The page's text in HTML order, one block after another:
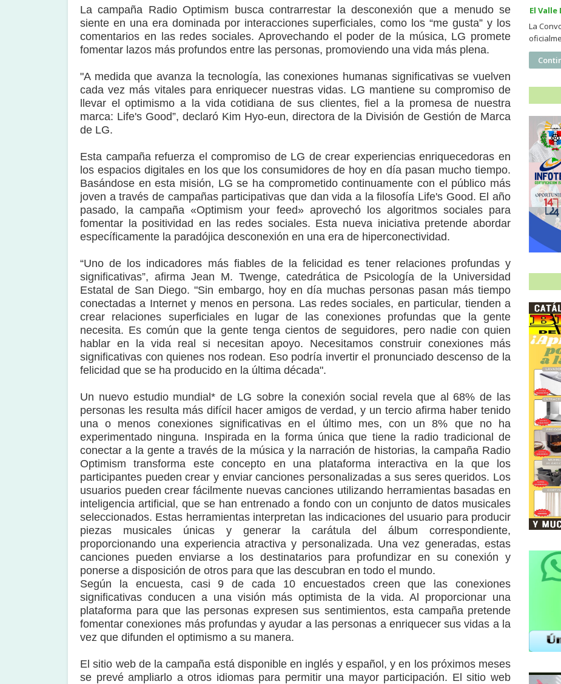
La campaña Radio Optimism busca contrarrestar la desconexión que a menudo se
siente en una era dominada por interacciones superficiales, como los “me gusta” y los
comentarios en las redes sociales. Aprovechando el poder de la música, LG promete
fomentar lazos más profundos entre las personas, promoviendo una vida más plena.
"A medida que avanza la tecnología, las conexiones humanas significativas se vuelven
cada vez más vitales para enriquecer nuestras vidas. LG mantiene su compromiso de
llevar el optimismo a la vida cotidiana de sus clientes, fiel a la promesa de nuestra
marca: Life's Good”, declaró Kim Hyo-eun, directora de la División de Gestión de Marca
de LG.
Esta campaña refuerza el compromiso de LG de crear experiencias enriquecedoras en
los espacios digitales en los que los consumidores de hoy en día pasan mucho tiempo.
Basándose en esta misión, LG se ha comprometido continuamente con el público más
joven a través de campañas participativas que dan vida a la filosofía Life's Good. El año
pasado, la campaña «Optimism your feed» aprovechó los algoritmos sociales para
fomentar la positividad en las redes sociales. Esta nueva iniciativa pretende abordar
específicamente la paradójica desconexión en una era de hiperconectividad.
“Uno de los indicadores más fiables de la felicidad es tener relaciones profundas y
significativas”, afirma Jean M. Twenge, catedrática de Psicología de la Universidad
Estatal de San Diego. "Sin embargo, hoy en día muchas personas pasan más tiempo
conectadas a Internet y menos en persona. Las redes sociales, en particular, tienden a
crear relaciones superficiales en lugar de las conexiones profundas que la gente
necesita. Es común que la gente tenga cientos de seguidores, pero nadie con quien
hablar en la vida real si necesitan apoyo. Necesitamos construir conexiones más
significativas con quienes nos rodean. Eso podría invertir el pronunciado descenso de la
felicidad que se ha producido en la última década".
Un nuevo estudio mundial* de LG sobre la conexión social revela que al 68% de las
personas les resulta más difícil hacer amigos de verdad, y un tercio afirma haber tenido
una o menos conexiones significativas en el último mes, con un 8% que no ha
experimentado ninguna. Inspirada en la forma única que tiene la radio tradicional de
conectar a la gente a través de la música y la narración de historias, la campaña Radio
Optimism transforma este concepto en una plataforma interactiva en la que los
participantes pueden crear y enviar canciones personalizadas a sus seres queridos. Los
usuarios pueden crear fácilmente nuevas canciones utilizando herramientas basadas en
inteligencia artificial, que se han entrenado a fondo con un conjunto de datos musicales
seleccionados. Estas herramientas interpretan las indicaciones del usuario para producir
piezas musicales únicas y generar la carátula del álbum correspondiente,
proporcionando una experiencia atractiva y personalizada. Una vez generadas, estas
canciones pueden enviarse a los destinatarios para profundizar en su conexión y
ponerse a disposición de otros para que las descubran en todo el mundo.
Según la encuesta, casi 9 de cada 10 encuestados creen que las conexiones
significativas conducen a una visión más optimista de la vida. Al proporcionar una
plataforma para que las personas expresen sus sentimientos, esta campaña pretende
fomentar conexiones más profundas y ayudar a las personas a enriquecer sus vidas a la
vez que difunden el optimismo a su manera.
El sitio web de la campaña está disponible en inglés y español, y en los próximos meses
se prevé ampliarlo a otros idiomas para permitir una mayor participación. El sitio web
El
La